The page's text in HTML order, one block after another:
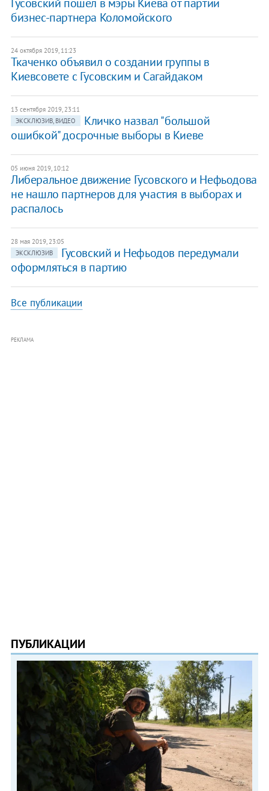
бизнес-партнера Коломойского
24 октября 2019, 11:23
Ткаченко объявил о создании группы в
Киевсовете с Гусовским и Сагайдаком
13 сентября 2019, 23:11
ЭКСКЛЮЗИВ, ВИДЕО
Кличко назвал "большой
ошибкой" досрочные выборы в Киеве
05 июня 2019, 10:12
​Либеральное движение Гусовского и Нефьодова
не нашло партнеров для участия в выборах и
распалось
28 мая 2019, 23:05
ЭКСКЛЮЗИВ
Гусовский и Нефьодов передумали
оформляться в партию
Все публикации
РЕКЛАМА
ПУБЛИКАЦИИ